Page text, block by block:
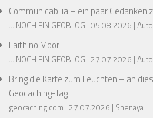
Communicabilia – ein paar Gedanken
... NOCH EIN GEOBLOG 05.08.2026
Faith no Moor
... NOCH EIN GEOBLOG 27.07.2026
Bring die Karte zum Leuchten – an
Geocaching-Tag
geocaching.com 27.07.2026 Shenaya